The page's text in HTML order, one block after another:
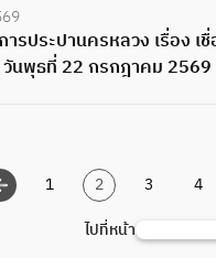
ารประปานครหลวง เรื่อง เ
นพุธที่ 22 กรกฎาคม 2569
1 2 3 4
ไปที่หน้าค้